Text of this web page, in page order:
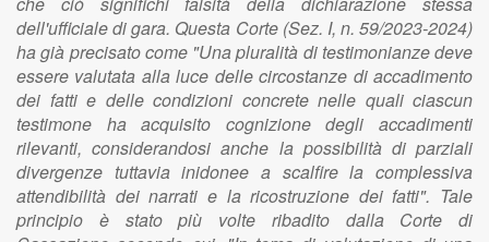
dell'ufficiale di gara. Questa Corte (Sez. I, n. 59/2023-2024)
ha già precisato come "Una pluralità di testimonianze deve
essere valutata alla luce delle circostanze di accadimento
dei fatti e delle condizioni concrete nelle quali ciascun
testimone ha acquisito cognizione degli accadimenti
rilevanti, considerandosi anche la possibilità di parziali
divergenze tuttavia inidonee a scalfire la complessiva
attendibilità dei narrati e la ricostruzione dei fatti". Tale
principio è stato più volte ribadito dalla Corte di